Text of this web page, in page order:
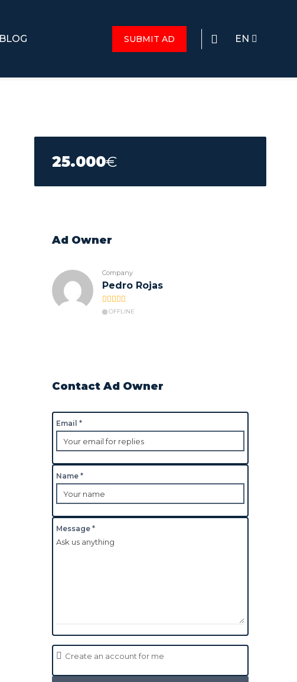
BLOG EN
SUBMIT AD
25.000€
Ad Owner
Company
Pedro Rojas
OFFLINE
Contact Ad Owner
Email *
Name *
Message *
Create an account for me